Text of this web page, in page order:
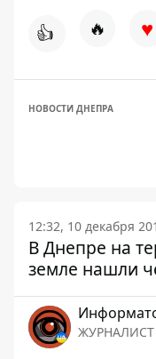
👍 🔥 ♥
НОВОСТИ ДНЕПРА
12:32, 10 декабря
В Днепре на
земле нашли
ЖУРНАЛИСТ